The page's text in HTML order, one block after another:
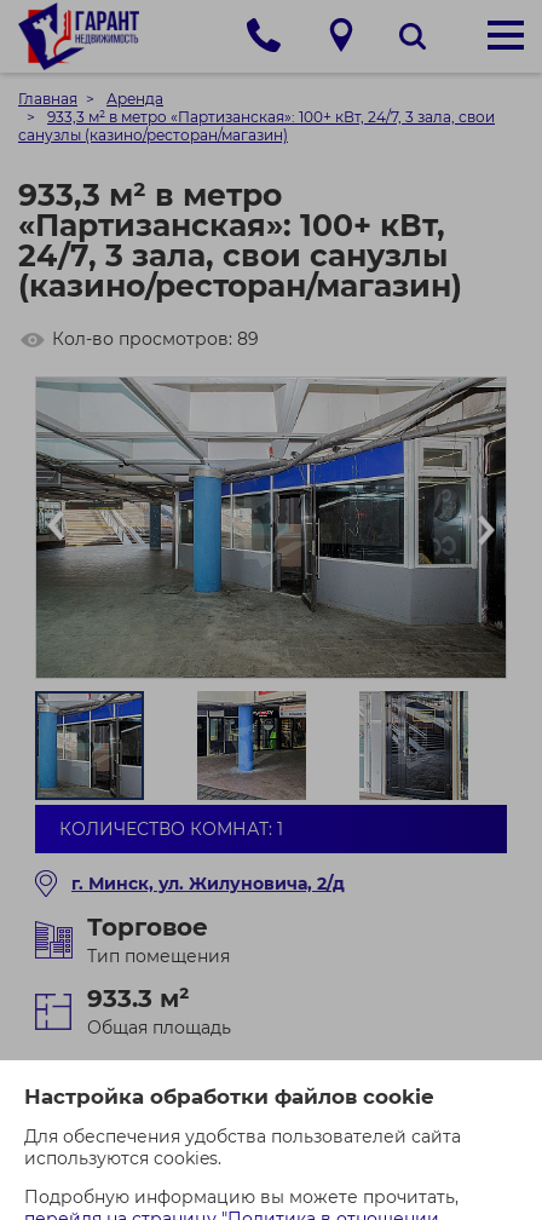
Настройка обработки файлов cookie
Для обеспечения удобства пользователей сайта
используются cookies.
Подробную информацию вы можете прочитать,
Главная
Аренда
933,3 м² в метро «Партизанская»: 100+ кВт, 24/7, 3 зала, свои
санузлы (казино/ресторан/магазин)
933,3 м² в метро
«Партизанская»: 100+ кВт,
24/7, 3 зала, свои санузлы
(казино/ресторан/магазин)
Кол-во просмотров: 89
КОЛИЧЕСТВО КОМНАТ: 1
г. Минск, ул. Жилуновича, 2/д
Торговое
Тип помещения
933.3 м²
Общая площадь
-1из
Этаж
Хороший
Ремонт
2.7